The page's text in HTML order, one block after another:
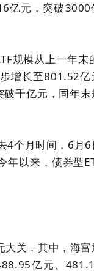
亿元，突破3000
规模从上一年末
增长至801.52亿
千亿元，同年末
个月时间，6月6
以来，债券型
关，其中，海富
亿元、